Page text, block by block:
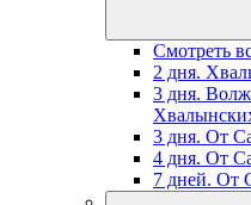
Смотреть
2 дня.
3 дня.
3 дня. От
4 дня. От
7 дней. От